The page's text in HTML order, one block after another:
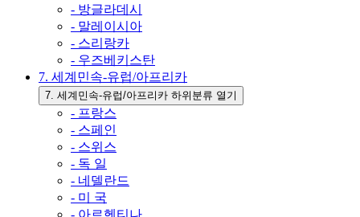
- 방글라데시
- 말레이시아
- 스리랑카
- 우즈베키스탄
7. 세계민속-유럽/아프리카
7. 세계민속-유럽/아프리카 하위분류 열기
- 프랑스
- 스페인
- 스위스
- 독 일
- 네델란드
- 미 국
- 아르헨티나